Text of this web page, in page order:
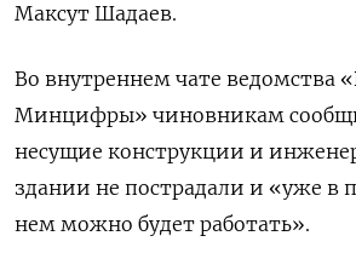
Максут Шадаев.
Во внутреннем чате ведомства
Минцифры» чиновникам
несущие конструкции и
здании не пострадали и «уже в
нем можно будет работать».